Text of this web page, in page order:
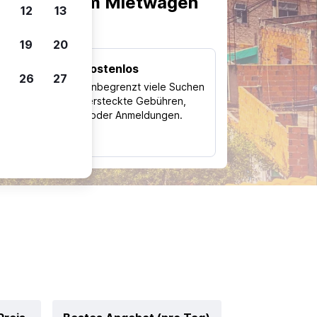
Kostenlos
Nutze unbegrenzt viele Suchen
ohne versteckte Gebühren,
Kosten oder Anmeldungen.
12 13
19 20
26 27